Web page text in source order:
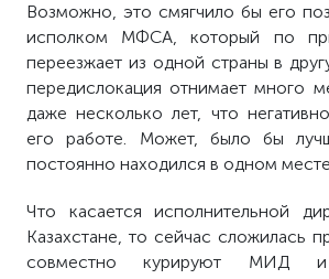
Возможно, это смягчило бы его
исполком МФСА, который по
переезжает из одной страны в
передислокация отнимает много
даже несколько лет, что
его работе. Может, было бы
постоянно находился в одном
Что касается исполнительной
Казахстане, то сейчас сложилась
совместно курируют МИД и